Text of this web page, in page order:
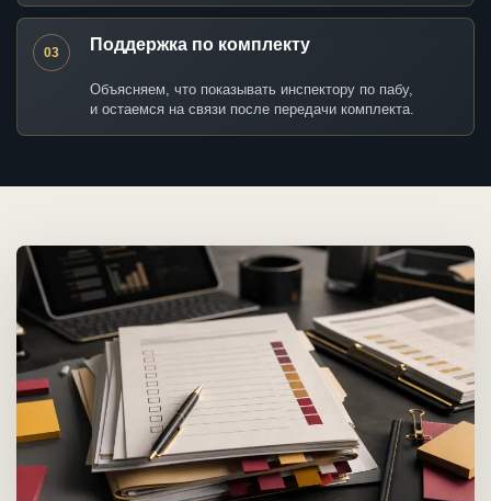
03 Поддержка по комплекту
Объясняем, что показывать инспектору по пабу,
и остаемся на связи после передачи комплекта.